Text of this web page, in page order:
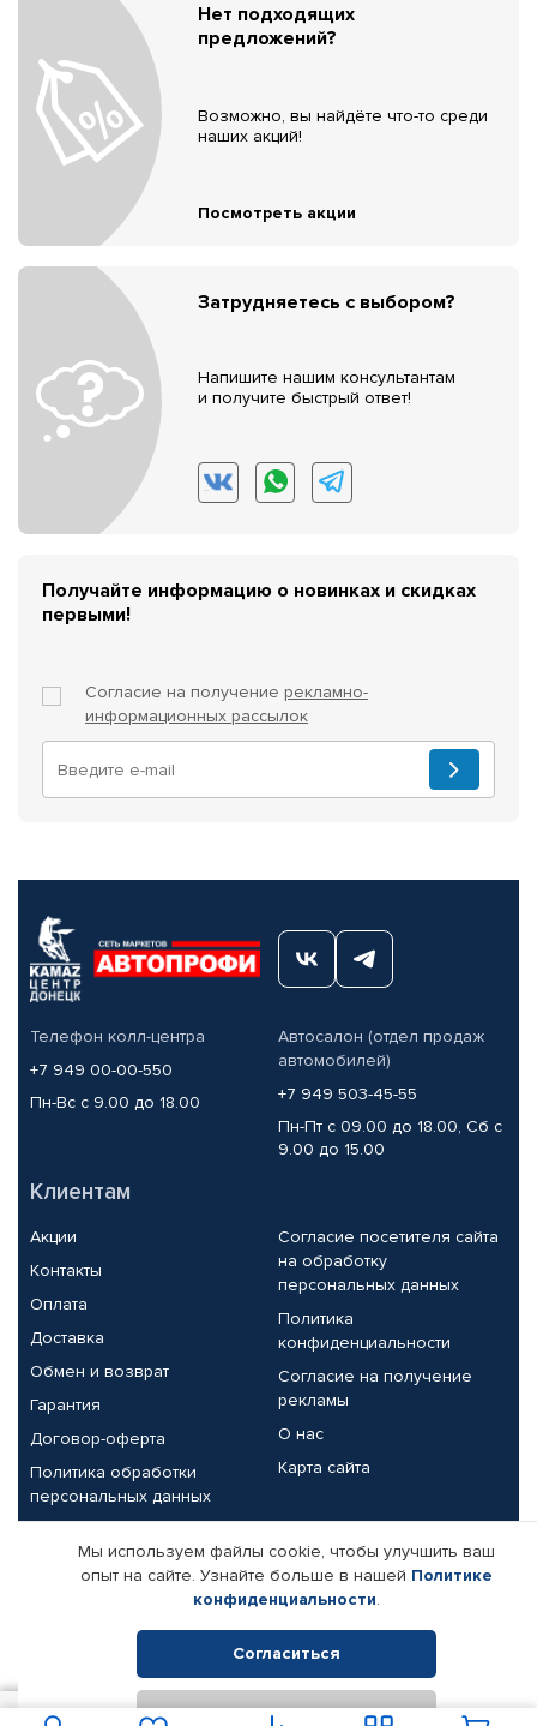
Нет подходящих
предложений?
Возможно, вы найдёте что-то среди
наших акций!
Посмотреть акции
Затрудняетесь с выбором?
Напишите нашим консультантам
и получите быстрый ответ!
Получайте информацию о новинках и скидках
первыми!
Согласие на получение рекламно-
информационных рассылок
Телефон колл-центра
+7 949 00-00-550
Пн-Вс с 9.00 до 18.00
Автосалон (отдел продаж
автомобилей)
+7 949 503-45-55
Пн-Пт с 09.00 до 18.00, Сб с
9.00 до 15.00
Клиентам
Акции
Контакты
Оплата
Доставка
Обмен и возврат
Гарантия
Договор-оферта
Политика обработки
персональных данных
Согласие посетителя сайта
на обработку
персональных данных
Политика
конфиденциальности
Согласие на получение
рекламы
О нас
Карта сайта
Партнерам
Корпоративным клиентам
Поставщикам
Реквизиты компании
© КАМАЗ ЦЕНТР ДОНЕЦК, 2015-2026. Все права защищены.
Мы используем файлы cookie, чтобы улучшить ваш
опыт на сайте. Узнайте больше в нашей Политике
конфиденциальности.
Согласиться
Отклонить